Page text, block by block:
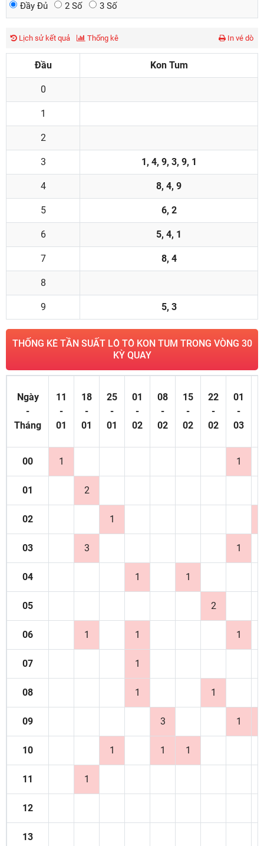
Đầy Đủ 2 Số 3 Số
Lịch sử kết quả Thống kê In vé dò
Đầu Kon Tum
0
1
2
3 1, 4, 9, 3, 9, 1
4 8, 4, 9
5 6, 2
6 5, 4, 1
7 8, 4
8
9 5, 3
THỐNG KÊ TẦN SUẤT LÔ TÔ KON TUM TRONG VÒNG 30
KỲ QUAY
Ngày
-
Tháng
11
-
01
18
-
01
25
-
01
01
-
02
08
-
02
15
-
02
22
-
02
01
-
03
00 1 1
01 2
02 1
03 3 1
04 1 1
05 2
06 1 1 1
07 1
08 1 1
09 3 1
10 1 1 1
11 1
12
13